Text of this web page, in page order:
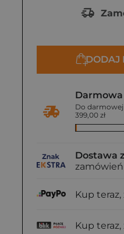
DODAJ
Darmowa
Do
399,00 zł
Dostawa
zamówień
Kup teraz,
Kup teraz,